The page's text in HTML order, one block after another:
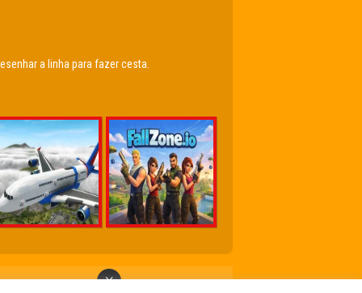
a linha para fazer cesta.
×